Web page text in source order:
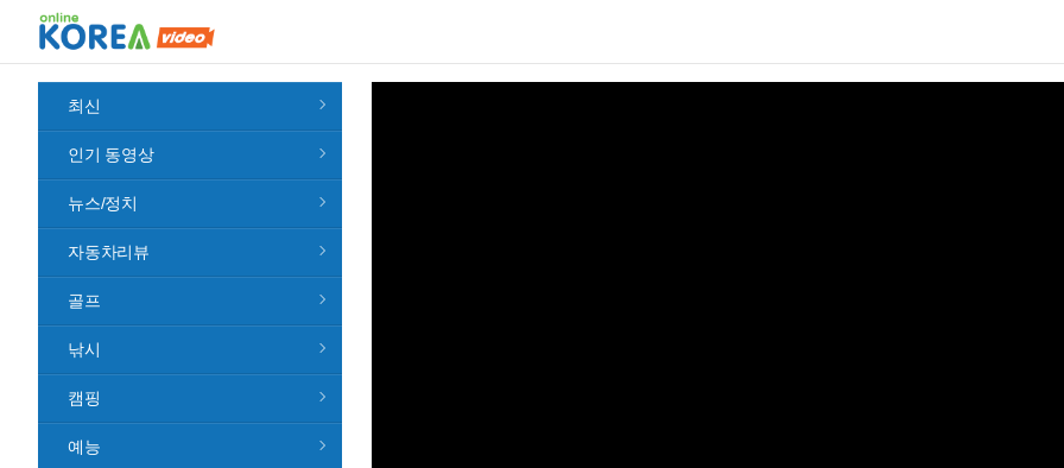
최신
인기 동영상
뉴스/정치
자동차리뷰
골프
낚시
캠핑
예능